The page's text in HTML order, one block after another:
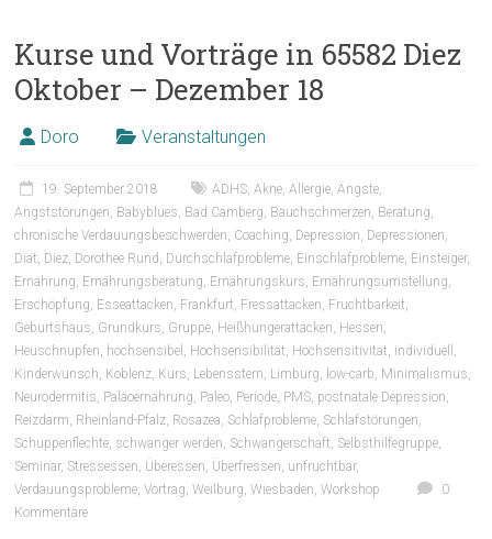
Kurse und Vorträge in 65582 Diez
Oktober – Dezember 18
Doro Veranstaltungen
19. September 2018 ADHS ,Akne ,Allergie ,Ängste
Angststörungen Babyblues Bad Camberg Bauchschmerzen Beratung
chronische Verdauungsbeschwerden Coaching Depression Depressionen
Diät Diez Dorothee Rund Durchschlafprobleme Einschlafprobleme Einsteiger,
Ernährung Ernährungsberatung Ernährungskurs Ernährungsumstellung
Erschöpfung Esseattacken Frankfurt Fressattacken Fruchtbarkeit
Geburtshaus Grundkurs Gruppe Heißhungerattacken Hessen
Heuschnupfen
hochsensibel Hochsensibilität Hochsensitivität individuell
Kinderwunsch Koblenz Kurs Lebensstern Limburg low-carb Minimalismus
Neurodermitis Paläoernährung Paleo Periode PMS postnatale Depression
Reizdarm Rheinland-Pfalz Rosazea Schlafprobleme Schlafstörungen
Schuppenflechte schwanger werden Schwangerschaft Selbsthilfegruppe
Seminar, Stressessen Überessen Überfressen unfruchtbar,
Verdauungsprobleme ,Vortrag ,Weilburg ,Wiesbaden ,Workshop
0
Kommentare